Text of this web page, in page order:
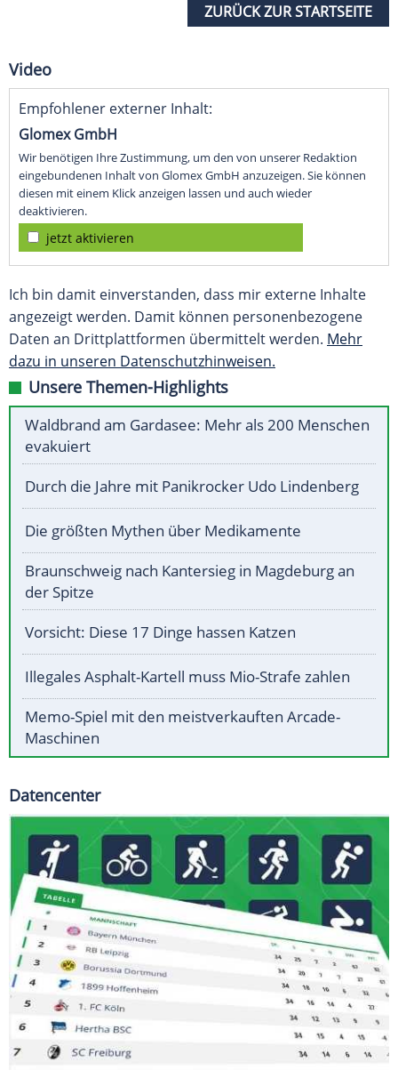
ZURÜCK ZUR STARTSEITE
Video
Empfohlener externer Inhalt:
Glomex GmbH
Wir benötigen Ihre Zustimmung, um den von unserer Redaktion
eingebundenen Inhalt von Glomex GmbH anzuzeigen. Sie können
diesen mit einem Klick anzeigen lassen und auch wieder
deaktivieren.
jetzt aktivieren
Ich bin damit einverstanden, dass mir externe Inhalte
angezeigt werden. Damit können personenbezogene
Daten an Drittplattformen übermittelt werden. Mehr
dazu in unseren Datenschutzhinweisen.
Unsere Themen-Highlights
Waldbrand am Gardasee: Mehr als 200 Menschen
evakuiert
Durch die Jahre mit Panikrocker Udo Lindenberg
Die größten Mythen über Medikamente
Braunschweig nach Kantersieg in Magdeburg an
der Spitze
Vorsicht: Diese 17 Dinge hassen Katzen
Illegales Asphalt-Kartell muss Mio-Strafe zahlen
Memo-Spiel mit den meistverkauften Arcade-
Maschinen
Datencenter